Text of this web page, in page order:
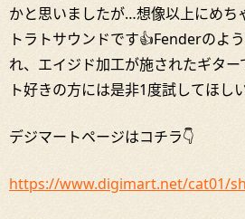
かと思いましたが…想像以上にめち
トラトサウンドです👍Fenderのよ
れ、エイジド加工が施されたギタ
ト好きの方には是非1度試してほし
デジマートページはコチラ👇
https://www.digimart.net/cat01/